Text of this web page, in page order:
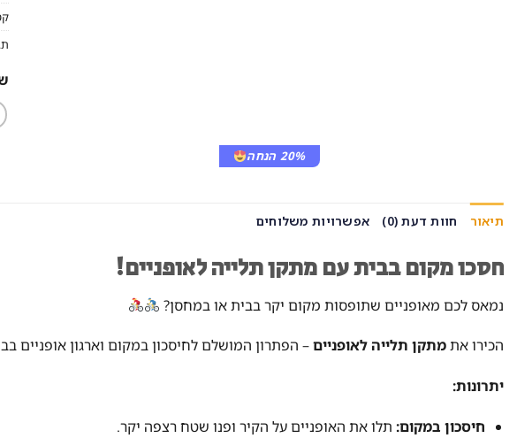
20% הנחה
תיאור חוות דעת (0) אפשרויות משלוחים
חסכו מקום בבית עם מתקן תלייה לאופניים!
נמאס לכם מאופניים שתופסות מקום יקר בבית או במחסן?
הכירו אתמתקן תלייה לאופניים– הפתרון המושלם לחיסכון במקום וארגון אופניים
יתרונות:
חיסכון במקום:תלו את האופניים על הקיר ופנו שטח רצפה יקר.